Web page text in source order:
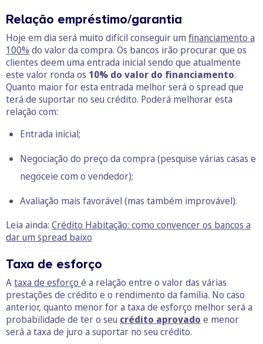
Relação empréstimo/garantia
Hoje em dia será muito difícil conseguir um financiamento a
100% do valor da compra. Os bancos irão procurar que os
clientes deem uma entrada inicial sendo que atualmente
este valor ronda os 10% do valor do financiamento.
Quanto maior for esta entrada melhor será o spread que
terá de suportar no seu crédito. Poderá melhorar esta
relação com:
Entrada inicial;
Negociação do preço da compra (pesquise várias casas e
negoceie com o vendedor);
Avaliação mais favorável (mas também improvável).
Leia ainda: Crédito Habitação: como convencer os bancos a
dar um spread baixo
Taxa de esforço
Ataxa de esforço é a relação entre o valor das várias
prestações de crédito e o rendimento da família. No caso
anterior, quanto menor for a taxa de esforço melhor será a
probabilidade de ter o seu crédito aprovado e menor
será a taxa de juro a suportar no seu crédito.